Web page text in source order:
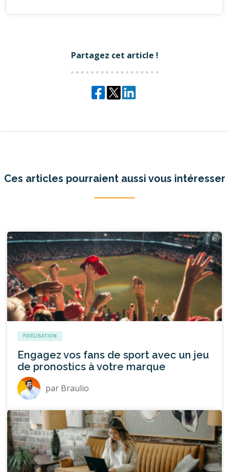
Partagez cet article !
Ces articles pourraient aussi vous intéresser
FIDÉLISATION
Engagez vos fans de sport avec un jeu
de pronostics à votre marque
par Braulio